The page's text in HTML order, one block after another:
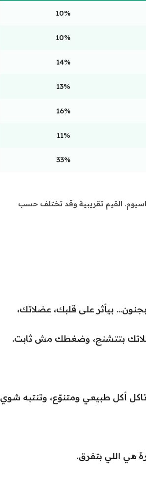
10%
10%
14%
13%
16%
11%
33%
يومي تقريبي يبلغ 3500 ملغ من البوتاسيوم. القيم تقريبية وقد تختلف حسب
بيأثر على قلبك، عضلاتك،
بتتشنج، وضغطك مش ثابت.
أكل طبيعي ومتنوّع، وتنتبه شوي
هي اللي بتفرق.